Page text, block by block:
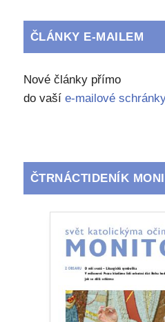
ČLÁNKY E-MAILEM
Nové články přímo
do vaší e-mailové
ČTRNÁCTIDENÍK